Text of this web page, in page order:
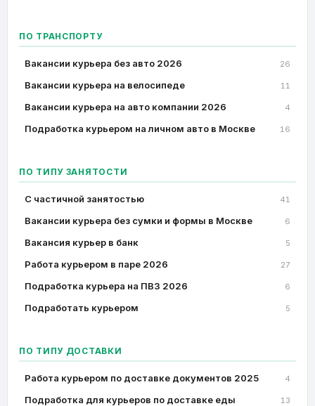
ПО ТРАНСПОРТУ
Вакансии курьера без авто 2026 26
Вакансии курьера на велосипеде 11
Вакансии курьера на авто компании 2026 4
Подработка курьером на личном авто в Москве 16
ПО ТИПУ ЗАНЯТОСТИ
C частичной занятостью 41
Вакансии курьера без сумки и формы в Москве 6
Вакансия курьер в банк 5
Работа курьером в паре 2026 27
Подработка курьера на ПВЗ 2026 6
Подработать курьером 5
ПО ТИПУ ДОСТАВКИ
Работа курьером по доставке документов 2025 4
Подработка для курьеров по доставке еды 13